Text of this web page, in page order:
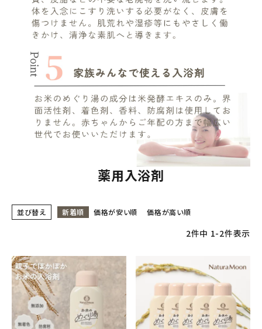
薬用入浴剤
並び替え 新着順 価格が安い順 価格が高い順
2件中 1-2件表示